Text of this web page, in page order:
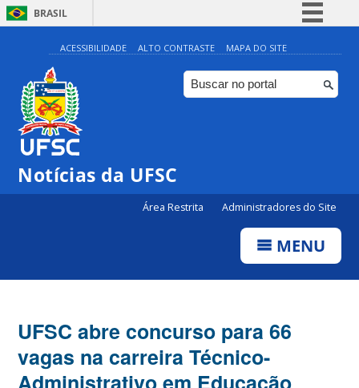
BRASIL
Simplifique!
Comunica BR
Participe
ACESSIBILIDADE ALTO CONTRASTE MAPA DO SITE
Notícias da UFSC
Área Restrita Administradores do Site
MENU
UFSC abre concurso para 66
vagas na carreira Técnico-
Administrativo em Educação